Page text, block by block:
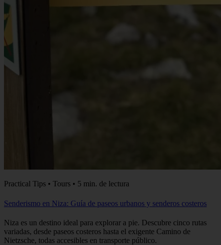
Practical Tips • Tours • 5 min. de lectura
Senderismo en Niza: Guía de paseos urbanos y senderos costeros
Niza es un destino ideal para explorar a pie. Descubre cinco rutas
variadas, desde paseos costeros hasta el exigente Camino de
Nietzsche, todas accesibles en transporte público.